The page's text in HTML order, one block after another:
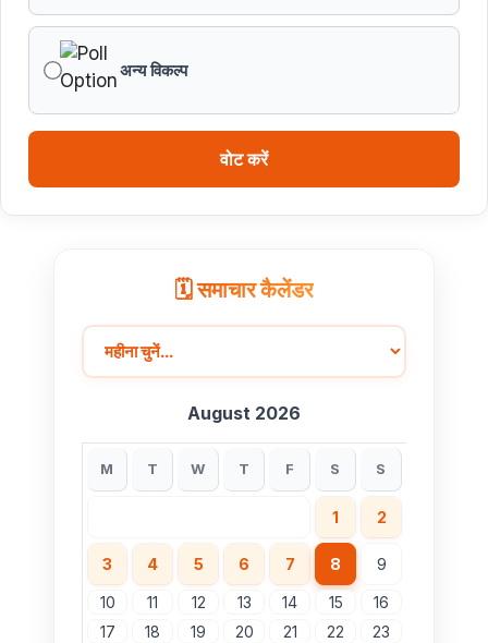
हथकरघा, हमारी समृद्धशाली सांस्कृतिक विरासत, कौशल और
आत्मनिर्भरता का सशक्त प्रतीक है : मुख्यमंत्री डॉ. यादव
बधाई
स्वामीनाथन की जयंती पर किया नमन
अन्य विकल्प
वोट करें
🗓️ समाचार कैलेंडर
August 2026
M T W T F S S
1 2
3 4 5 6 7 8 9
10 11 12 13 14 15
16
17
18 19 20 21 22
23